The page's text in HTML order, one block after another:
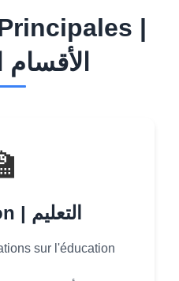
|
الأقسام
Éducation | التعليم
sur l'éducation